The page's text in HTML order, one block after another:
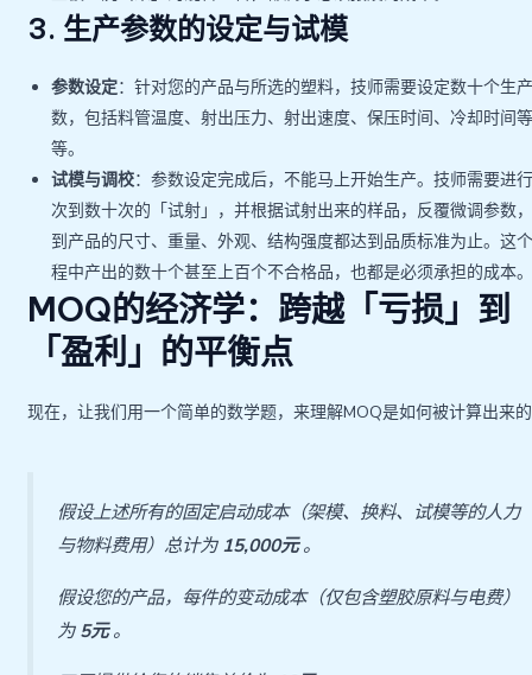
3. 生产参数的设定与试模
参数设定：针对您的产品与所选的塑料，技师需要设定数十个生
数，包括料管温度、射出压力、射出速度、保压时间、冷却时间
等。
试模与调校：参数设定完成后，不能马上开始生产。技师需要进
次到数十次的「试射」，并根据试射出来的样品，反覆微调参数
到产品的尺寸、重量、外观、结构强度都达到品质标准为止。这
程中产出的数十个甚至上百个不合格品，也都是必须承担的成本
MOQ的经济学：跨越「亏损」到
「盈利」的平衡点
现在，让我们用一个简单的数学题，来理解MOQ是如何被计算出来
假设上述所有的固定启动成本（架模、换料、试模等的人力
与物料费用）总计为15,000元。
假设您的产品，每件的变动成本（仅包含塑胶原料与电费）
为5元。